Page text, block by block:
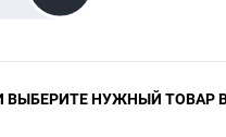
ВЫБЕРИТЕ НУЖНЫЙ ТОВАР В